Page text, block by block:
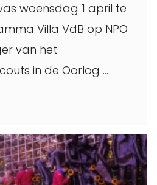
woensdag 1 april te
Villa VdB op NPO
van het
in de Oorlog ...